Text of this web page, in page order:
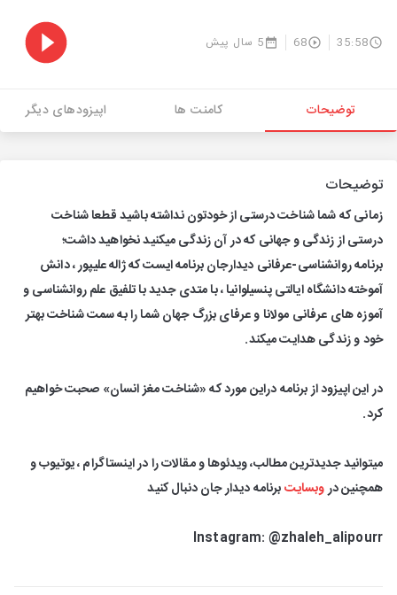
35:58
68 5 سال پیش
توضیحات کامنت ها اپیزودهای دیگر
توضیحات
زمانی که شما شناخت درستی از خودتون نداشته باشید قطعا شناخت
درستی از زندگی و جهانی که در آن زندگی میکنید نخواهید داشت؛
‎برنامه روانشناسی-عرفانی دیدارجان برنامه ایست که ژاله علیپور ، دانش
آموخته دانشگاه ایالتی پنسیلوانیا ، با متدی جدید با تلفیق علم روانشناسی و
آموزه های عرفانی مولانا و عرفای بزرگ جهان شما را به سمت شناخت بهتر
خود و زندگی هدایت میکند.
‎در این اپیزود از برنامه دراین مورد که «شناخت مغز انسان» صحبت خواهیم
کرد.
‎میتوانید جدیدترین مطالب، ویدئوها و مقالات را در اینستاگرام ، یوتیوب و
همچنین دروبسایتبرنامه دیدار جان دنبال کنید
Instagram: @zhaleh_alipourr